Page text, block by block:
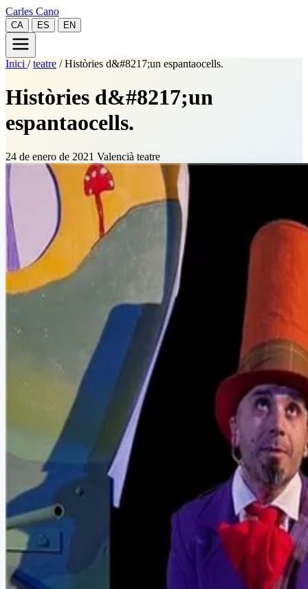
Carles Cano
CA ES EN
Inici / teatre / Històries d&#8217;un espantaocells.
Històries d&#8217;un
espantaocells.
24 de enero de 2021 Valencià teatre